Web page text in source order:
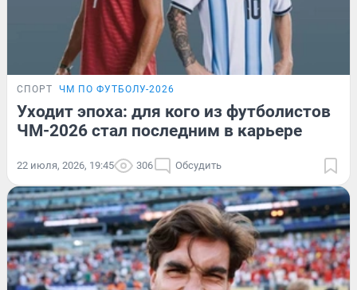
СПОРТ ЧМ ПО ФУТБОЛУ-2026
Уходит эпоха: для кого из футболистов
ЧМ-2026 стал последним в карьере
22 июля, 2026, 19:45 306 Обсудить